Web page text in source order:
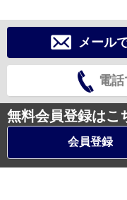
メール
電
無料会員登録はこ
会員登録